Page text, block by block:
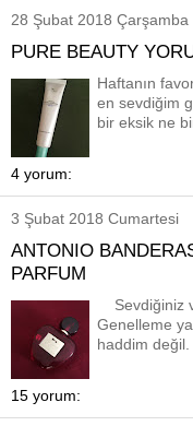
28 Şubat 2018 Çarşamba
PURE BEAUTY
Haftanın
en sevdiğim
bir eksik ne
4 yorum:
3 Şubat 2018 Cumartesi
ANTONIO
PARFUM
Sevdiğiniz
Genelleme
haddim değil.
15 yorum: